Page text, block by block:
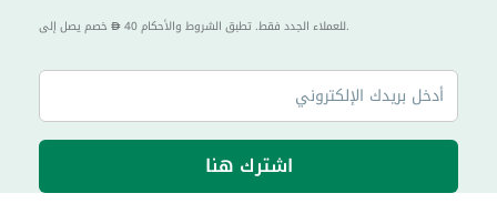
40 للعملاء الجدد فقط. تطبق الشروط والأحكام.
اشترك هنا